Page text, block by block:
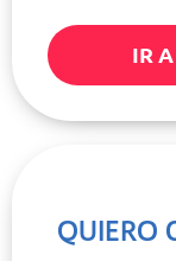
IR
QUIERO